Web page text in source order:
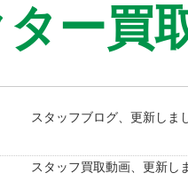
ター買
スタッフブログ、更新しま
スタッフ買取動画、更新し